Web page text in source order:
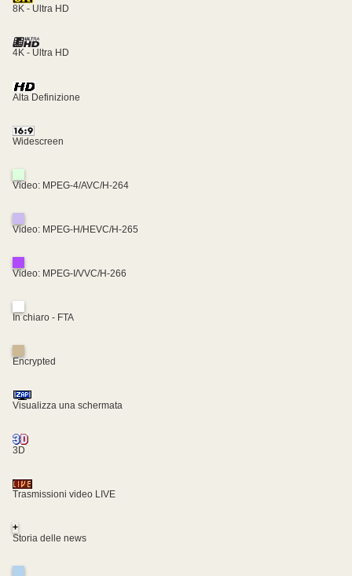
8K - Ultra HD
4K - Ultra HD
Alta Definizione
Widescreen
Video: MPEG-4/AVC/H-264
Video: MPEG-H/HEVC/H-265
Video: MPEG-I/VVC/H-266
In chiaro - FTA
Encrypted
Visualizza una schermata
3D
Trasmissioni video LIVE
+
Storia delle news